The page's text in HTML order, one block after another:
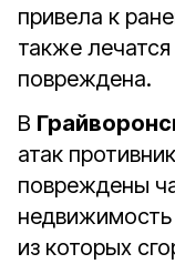
привела к
также
повреждена.
В
атак
повреждены
из которых